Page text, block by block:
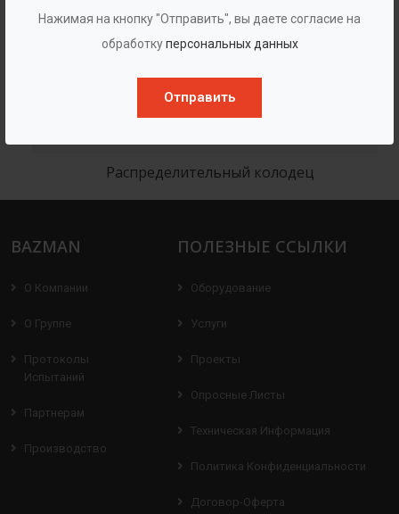
Нажимая на кнопку "Отправить", вы даете согласие на
обработкуперсональных данных
Отправить
Распределительный колодец
BAZMAN
О Компании
О Группе
Протоколы
Испытаний
Партнерам
Производство
ПОЛЕЗНЫЕ ССЫЛКИ
Оборудование
Услуги
Проекты
Опросные Листы
Техническая Информация
Политика Конфиденциальности
Договор-Оферта